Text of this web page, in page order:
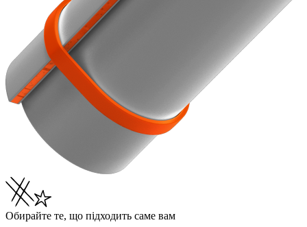
Обирайте те, що підходить саме вам